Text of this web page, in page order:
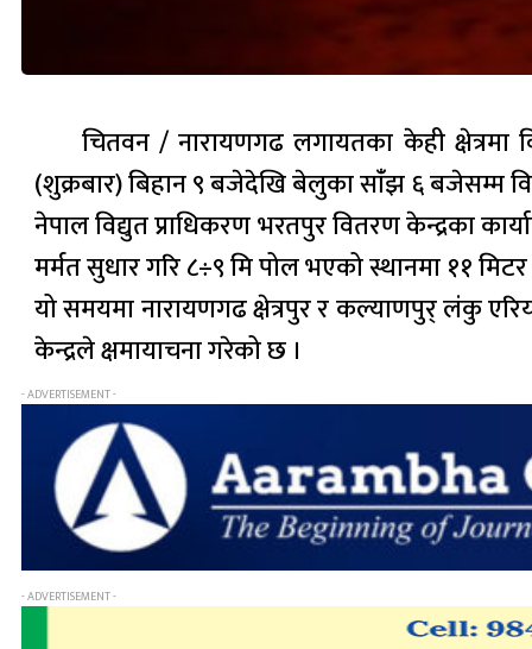
चितवन / नारायणगढ लगायतका केही
(शुक्रबार) बिहान ९ बजेदेखि बेलुका सांँझ ६ बजेसम्म
नेपाल विद्युत प्राधिकरण भरतपुर वितरण केन्द्रका
मर्मत सुधार गरि ८÷९ मि पोल भएको स्थानमा ११
यो समयमा नारायणगढ क्षेत्रपुर र कल्याणपुर् लंकु
केन्द्रले क्षमायाचना गरेको छ ।
- ADVERTISEMENT -
- ADVERTISEMENT -